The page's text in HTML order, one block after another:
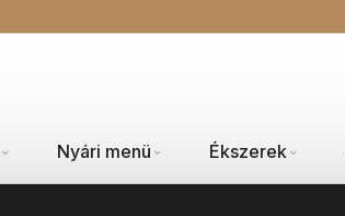
Nyári menü Ékszerek